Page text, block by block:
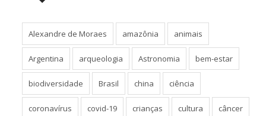
Alexandre de Moraes amazônia animais
Argentina arqueologia Astronomia bem-estar
biodiversidade Brasil china ciência
coronavírus covid-19 crianças cultura câncer